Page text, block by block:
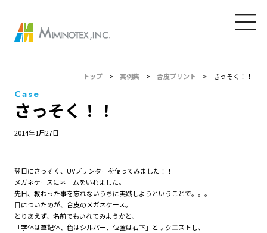
トップ > 実例集 >合皮プリント > さっそく！！
Case
さっそく！！
2014年1月27日
翌日にさっそく、UVプリンターを使ってみました！！
メガネケースにネームをいれました。
先日、教わった事を忘れないうちに実践しようということで。。。
目についたのが、合皮のメガネケース。
とりあえず、名前でもいれてみようかと、
「字体は筆記体、色はシルバー、位置は右下」とリクエストし、